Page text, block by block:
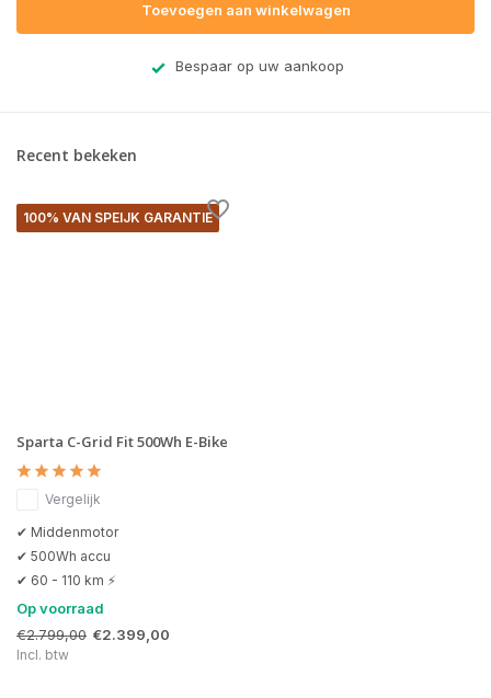
Toevoegen aan winkelwagen
Bespaar op uw aankoop
Recent bekeken
100% VAN SPEIJK GARANTIE
Sparta C-Grid Fit 500Wh E-Bike
Vergelijk
✔ Middenmotor
✔ 500Wh accu
✔ 60 - 110 km ⚡
Op voorraad
€2.799,00 €2.399,00
Incl. btw